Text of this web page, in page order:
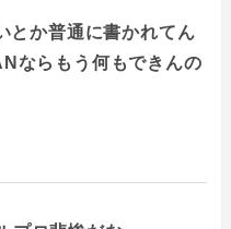
とか普通に書かれてん
ならもう何もできんの